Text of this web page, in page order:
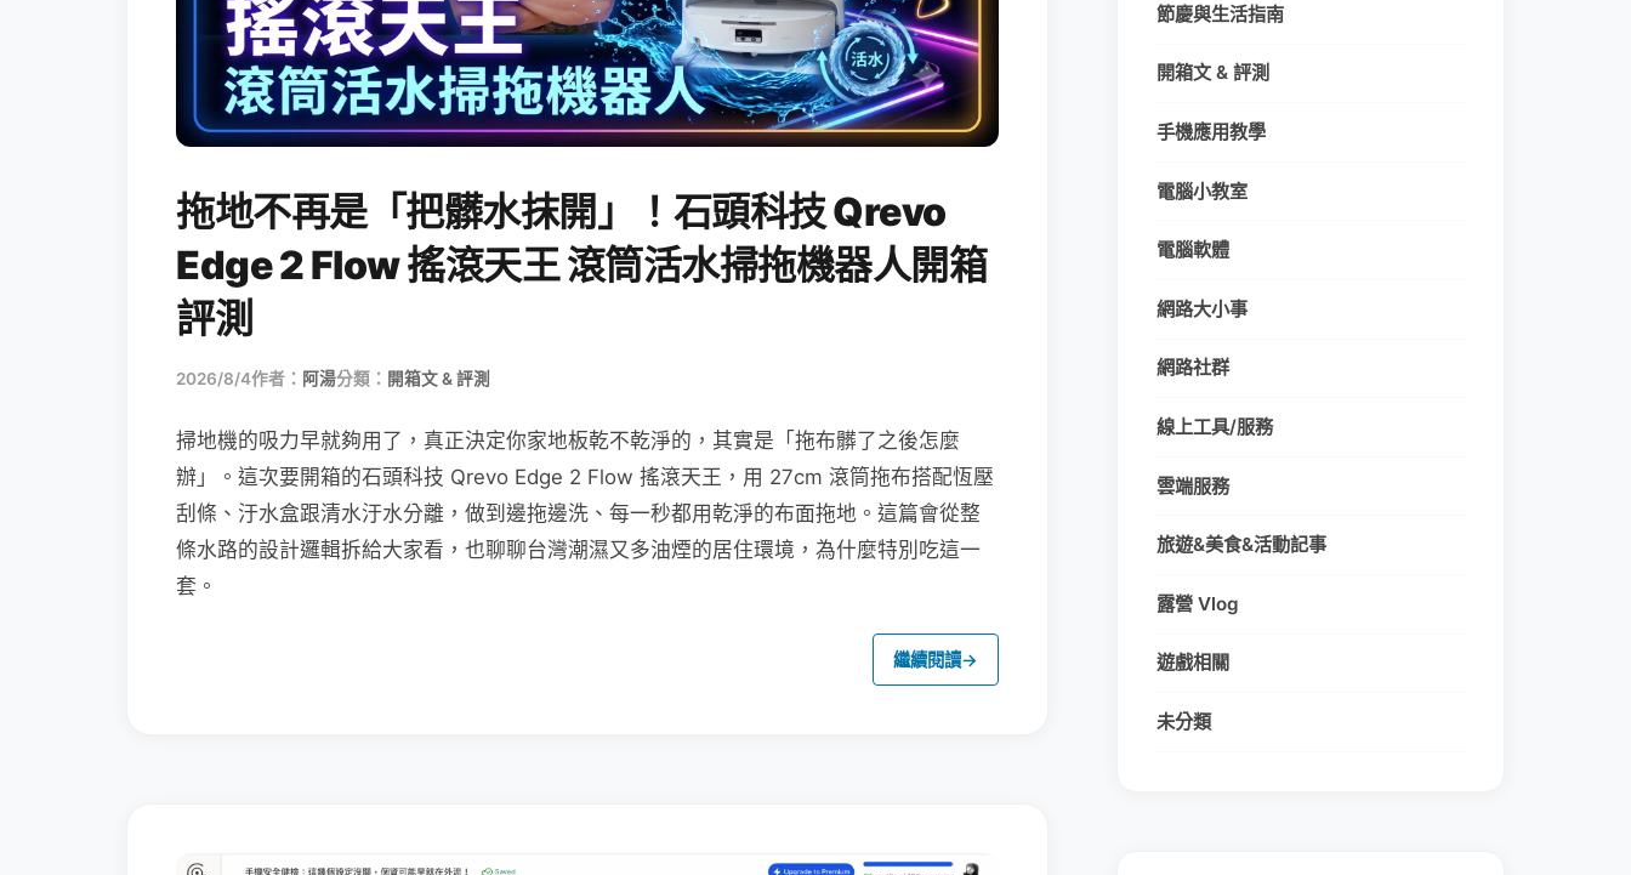
拖地不再是「把髒水抹開」！石頭科技 Qrevo
Edge 2 Flow 搖滾天王 滾筒活水掃拖機器人開箱
評測
2026/8/4作者： 阿湯分類： 開箱文 & 評測
掃地機的吸力早就夠用了，真正決定你家地板乾不乾淨的，其實是「拖布髒了之後怎麼
辦」。這次要開箱的石頭科技 Qrevo Edge 2 Flow 搖滾天王，用 27cm 滾筒拖布搭配恆壓
刮條、汙水盒跟清水汙水分離，做到邊拖邊洗、每一秒都用乾淨的布面拖地。這篇會從整
條水路的設計邏輯拆給大家看，也聊聊台灣潮濕又多油煙的居住環境，為什麼特別吃這一
套。
繼續閱讀→
節慶與生活指南
開箱文 & 評測
手機應用教學
電腦小教室
電腦軟體
網路大小事
網路社群
線上工具/服務
雲端服務
旅遊&美食&活動記事
露營 Vlog
遊戲相關
未分類